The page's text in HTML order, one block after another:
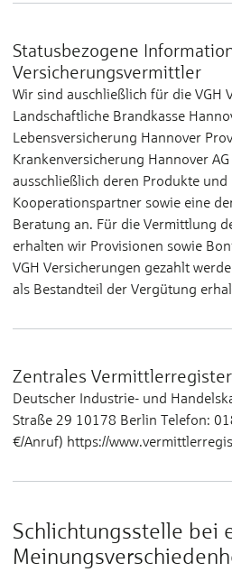
Statusbezogene
Versicherungsvermittler
Wir sind auschließlich für die VGH
Landschaftliche Brandkasse
Lebensversicherung Hannover
Krankenversicherung Hannover
ausschließlich deren Produkte
Kooperationspartner sowie eine
Beratung an. Für die Vermittlung
erhalten wir Provisionen sowie
VGH Versicherungen gezahlt
als Bestandteil der Vergütung
Zentrales Vermittlerregister
Deutscher Industrie- und
Straße 29 10178 Berlin Telefon:
€/Anruf) https://
Schlichtungsstelle bei